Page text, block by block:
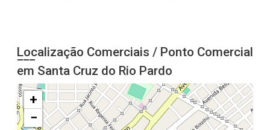
Localização Comerciais / Ponto Comercial
em Santa Cruz do Rio Pardo
+
−